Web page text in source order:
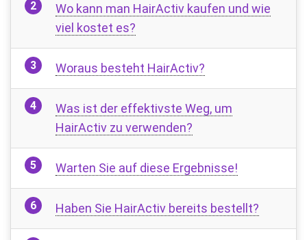
Wo kann man HairActiv kaufen und wie
viel kostet es?
Woraus besteht HairActiv?
Was ist der effektivste Weg, um
HairActiv zu verwenden?
Warten Sie auf diese Ergebnisse!
Haben Sie HairActiv bereits bestellt?